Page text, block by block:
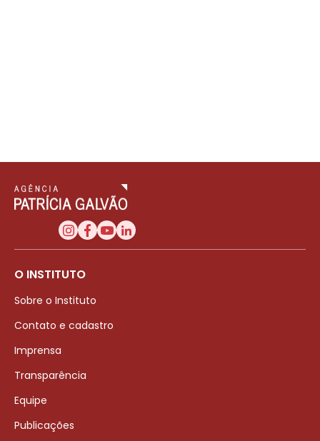
O INSTITUTO
Sobre o Instituto
Contato e cadastro
Imprensa
Transparência
Equipe
Publicações